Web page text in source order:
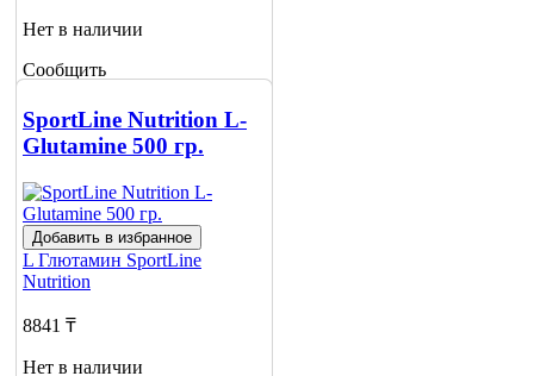
Нет в наличии
Сообщить
SportLine Nutrition L-
Glutamine 500 гр.
Добавить в избранное
L Глютамин SportLine
Nutrition
8841 ₸
Нет в наличии